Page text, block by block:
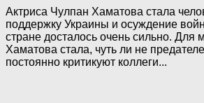
Актриса Чулпан Хаматова стала
поддержку Украины и ocyждение
стране досталось очень сильно. Для
Хаматова стала, чуть ли не
постоянно критикуют коллеги...